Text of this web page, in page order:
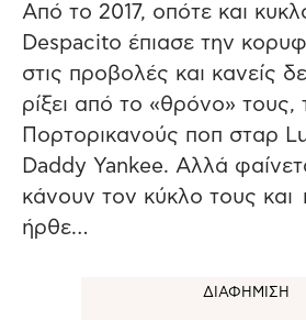
Από το 2017, οπότε και
Despacito έπιασε την
στις προβολές και κανείς
ρίξει από το «θρόνο» τους,
Πορτορικανούς ποπ σταρ
Daddy Yankee. Αλλά
κάνουν τον κύκλο τους και
ήρθε…